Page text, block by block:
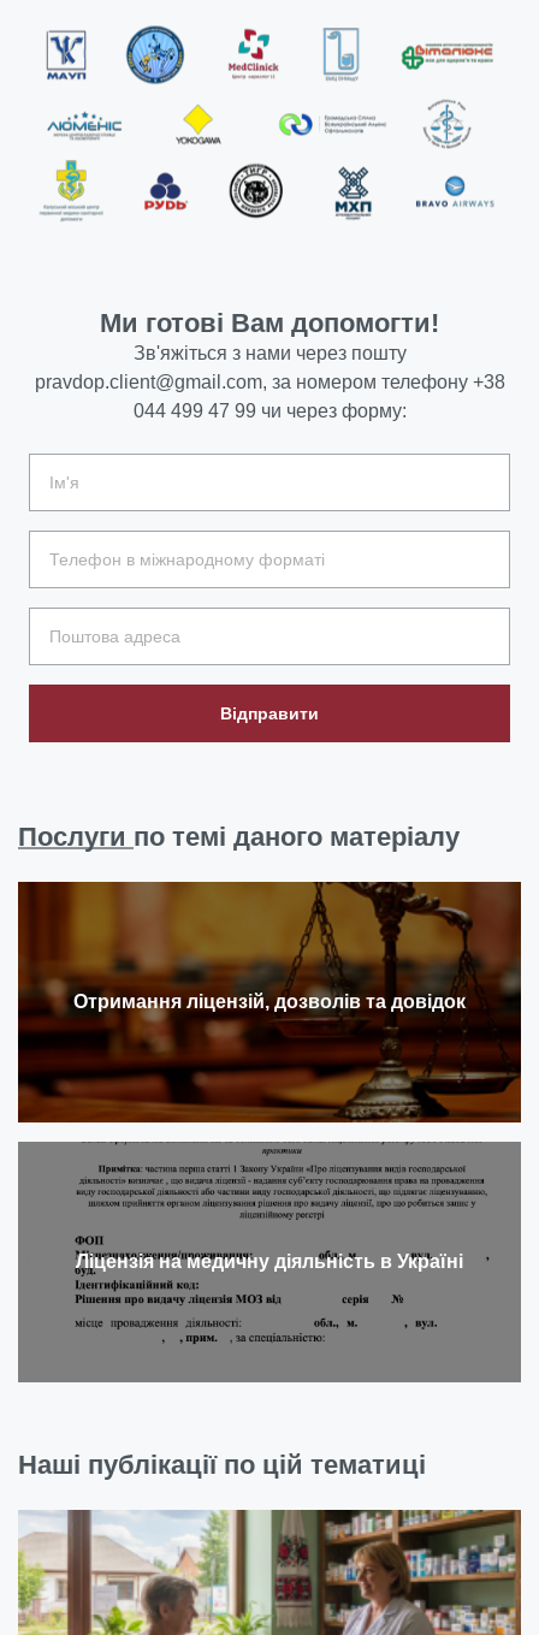
Ми готові Вам допомогти!
Зв'яжіться з нами через пошту
pravdop.client@gmail.com, за номером телефону +38
044 499 47 99 чи через форму:
Відправити
Послуги по темі даного матеріалу
Отримання ліцензій, дозволів та довідок
Ліцензія на медичну діяльність в Україні
Наші публікації по цій тематиці